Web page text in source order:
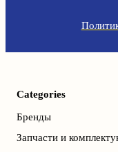
Categories
Бренды
Запчасти и